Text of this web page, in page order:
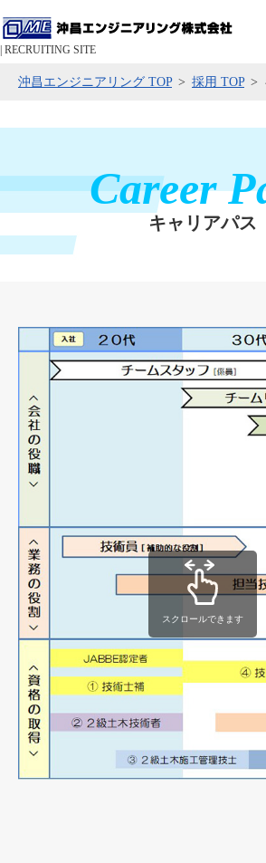
| RECRUITING SITE
沖昌エンジニアリング TOP 採用 TOP
Career
キャリアパス
スクロールできます